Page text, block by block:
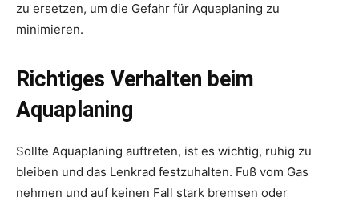
zu ersetzen, um die Gefahr für Aquaplaning zu
minimieren.
Richtiges Verhalten beim
Aquaplaning
Sollte Aquaplaning auftreten, ist es wichtig, ruhig zu
bleiben und das Lenkrad festzuhalten. Fuß vom Gas
nehmen und auf keinen Fall stark bremsen oder